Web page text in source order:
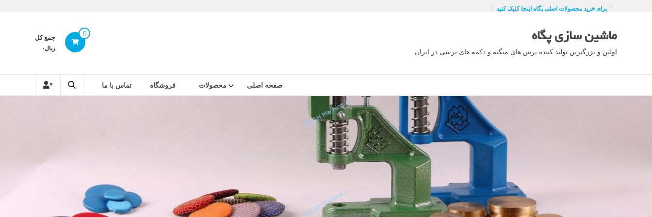
برای خرید محصولات اصلی پگاه اینجا کلیک کنید
ماشین سازی پگاه
اولین و بزرگترین تولید کننده پرس های منگنه و دکمه های پرسی در ایران
0 جمع کل
ریال۰
صفحه اصلی محصولات فروشگاه تماس با ما